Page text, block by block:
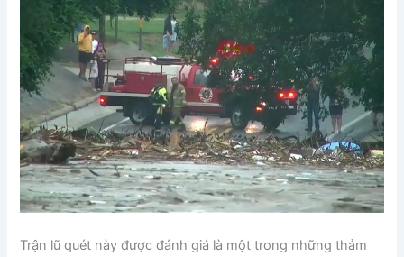
Trận lũ quét này được đánh giá là một trong những thảm